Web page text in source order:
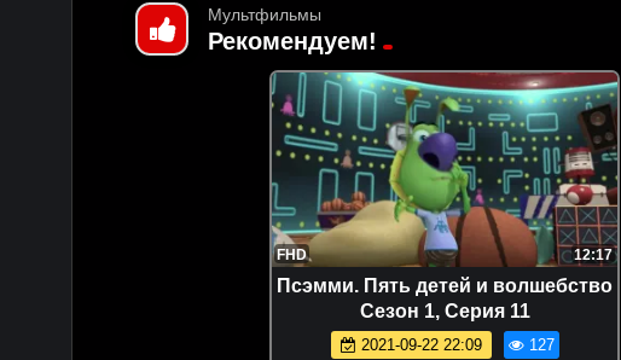
Мультфильмы
Рекомендуем!
FHD 12:17
Псэмми. Пять детей и волшебство
Сезон 1, Серия 11
2021-09-22 22:09 127